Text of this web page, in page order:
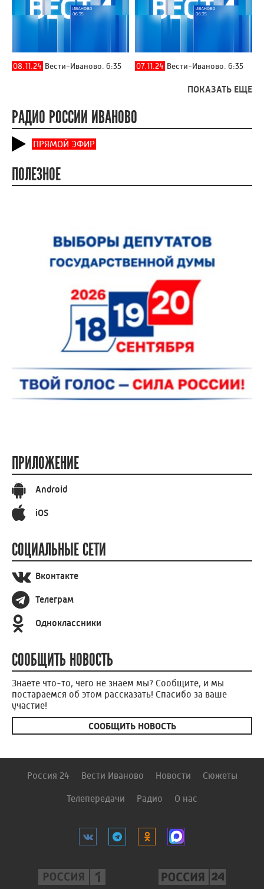
08.11.24 Вести-Иваново. 6:35 07.11.24 Вести-Иваново. 6:35
ПОКАЗАТЬ ЕЩЕ
РАДИО РОССИИ ИВАНОВО
ПРЯМОЙ ЭФИР
ПОЛЕЗНОЕ
ПРИЛОЖЕНИЕ
Android
iOS
СОЦИАЛЬНЫЕ СЕТИ
Вконтакте
Телеграм
Одноклассники
СООБЩИТЬ НОВОСТЬ
Знаете что-то, чего не знаем мы? Сообщите, и мы
постараемся об этом рассказать! Спасибо за ваше
участие!
СООБЩИТЬ НОВОСТЬ
Россия 24 Вести Иваново Новости Сюжеты
Телепередачи Радио О нас